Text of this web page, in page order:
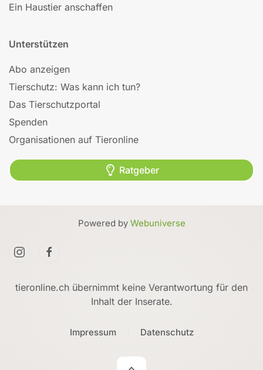
Ein Haustier anschaffen
Unterstützen
Abo anzeigen
Tierschutz: Was kann ich tun?
Das Tierschutzportal
Spenden
Organisationen auf Tieronline
Ratgeber
Powered by Webuniverse
tieronline.ch übernimmt keine Verantwortung für den
Inhalt der Inserate.
Impressum Datenschutz